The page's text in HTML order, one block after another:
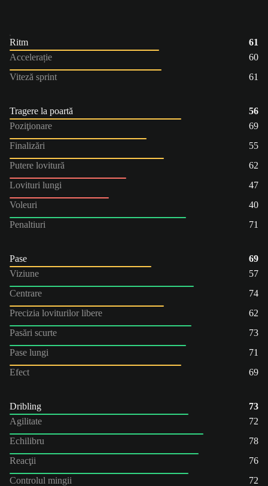
Ritm
61
Accelerație
60
Viteză sprint
61
Tragere la poartă
56
Poziţionare
69
Finalizări
55
Putere lovitură
62
Lovituri lungi
47
Voleuri
40
Penaltiuri
71
Pase
69
Viziune
57
Centrare
74
Precizia loviturilor libere
62
Pasări scurte
73
Pase lungi
71
Efect
69
Dribling
73
Agilitate
72
Echilibru
78
Reacţii
76
Controlul mingii
72